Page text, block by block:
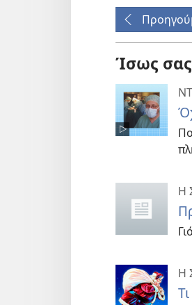
Ίσως
Η
Η